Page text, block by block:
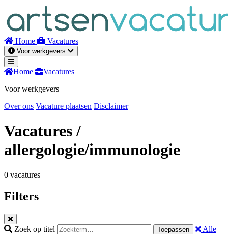
inhoud
Home Vacatures
Voor werkgevers
Home
Vacatures
Voor werkgevers
Over ons Vacature plaatsen Disclaimer
Vacatures/
allergologie/immunologie
0 vacatures
Filters
Zoek op titel Toepassen
Alle